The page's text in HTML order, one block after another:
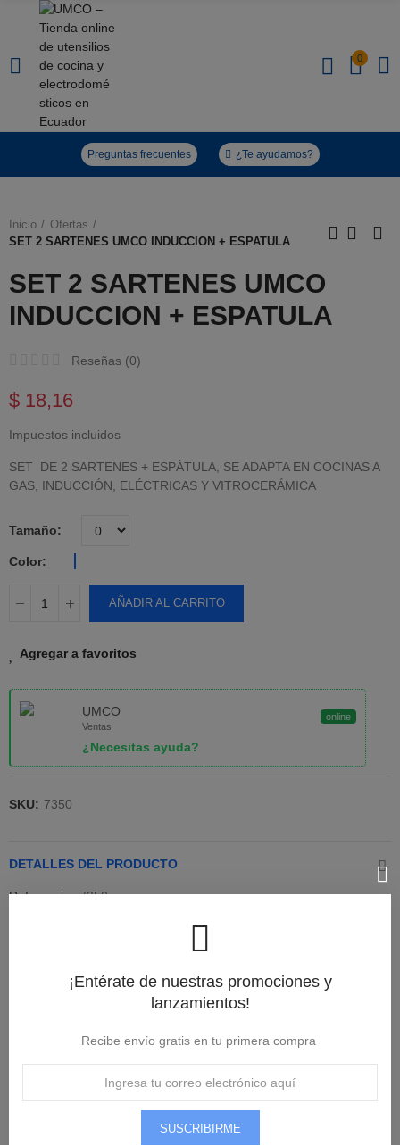
0
Preguntas frecuentes ¿Te ayudamos?
Click to enlarge
Inicio
Ofertas
SET 2 SARTENES UMCO INDUCCION + ESPATULA
SET 2 SARTENES UMCO
INDUCCION + ESPATULA
Reseñas (0)
$ 18,16
Impuestos incluidos
SET DE 2 SARTENES + ESPÁTULA, SE ADAPTA EN COCINAS A
GAS, INDUCCIÓN, ELÉCTRICAS Y VITROCERÁMICA
Tamaño
Color
AÑADIR AL CARRITO
Agregar a favoritos
UMCO
Ventas
¿Necesitas ayuda?
online
SKU: 7350
DETALLES DEL PRODUCTO
Referencia 7350
RESEÑAS(0)
¡Entérate de nuestras promociones y
lanzamientos!
Recibe envío gratis en tu primera compra
SUSCRIBIRME